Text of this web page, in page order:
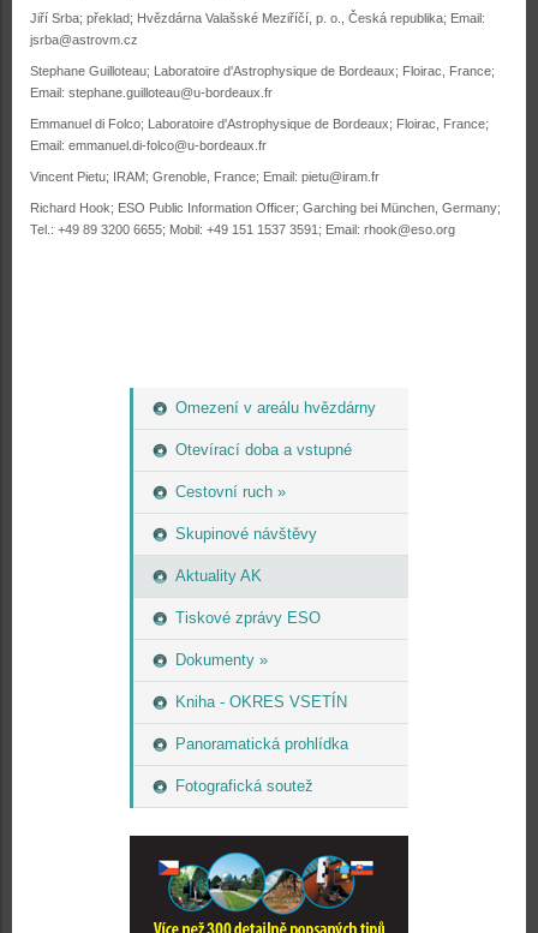
Omezení v areálu hvězdárny
Otevírací doba a vstupné
Cestovní ruch »
Skupinové návštěvy
Aktuality AK
Tiskové zprávy ESO
Dokumenty »
Kniha - OKRES VSETÍN
Panoramatická prohlídka
Fotografická soutež
Jiří Srba; překlad; Hvězdárna Valašské Meziříčí, p. o., Česká republika; Email:
jsrba@astrovm.cz
Stephane Guilloteau; Laboratoire d'Astrophysique de Bordeaux; Floirac, France;
Email: stephane.guilloteau@u-bordeaux.fr
Emmanuel di Folco; Laboratoire d'Astrophysique de Bordeaux; Floirac, France;
Email: emmanuel.di-folco@u-bordeaux.fr
Vincent Pietu; IRAM; Grenoble, France; Email: pietu@iram.fr
Richard Hook; ESO Public Information Officer; Garching bei München, Germany;
Tel.: +49 89 3200 6655; Mobil: +49 151 1537 3591; Email: rhook@eso.org